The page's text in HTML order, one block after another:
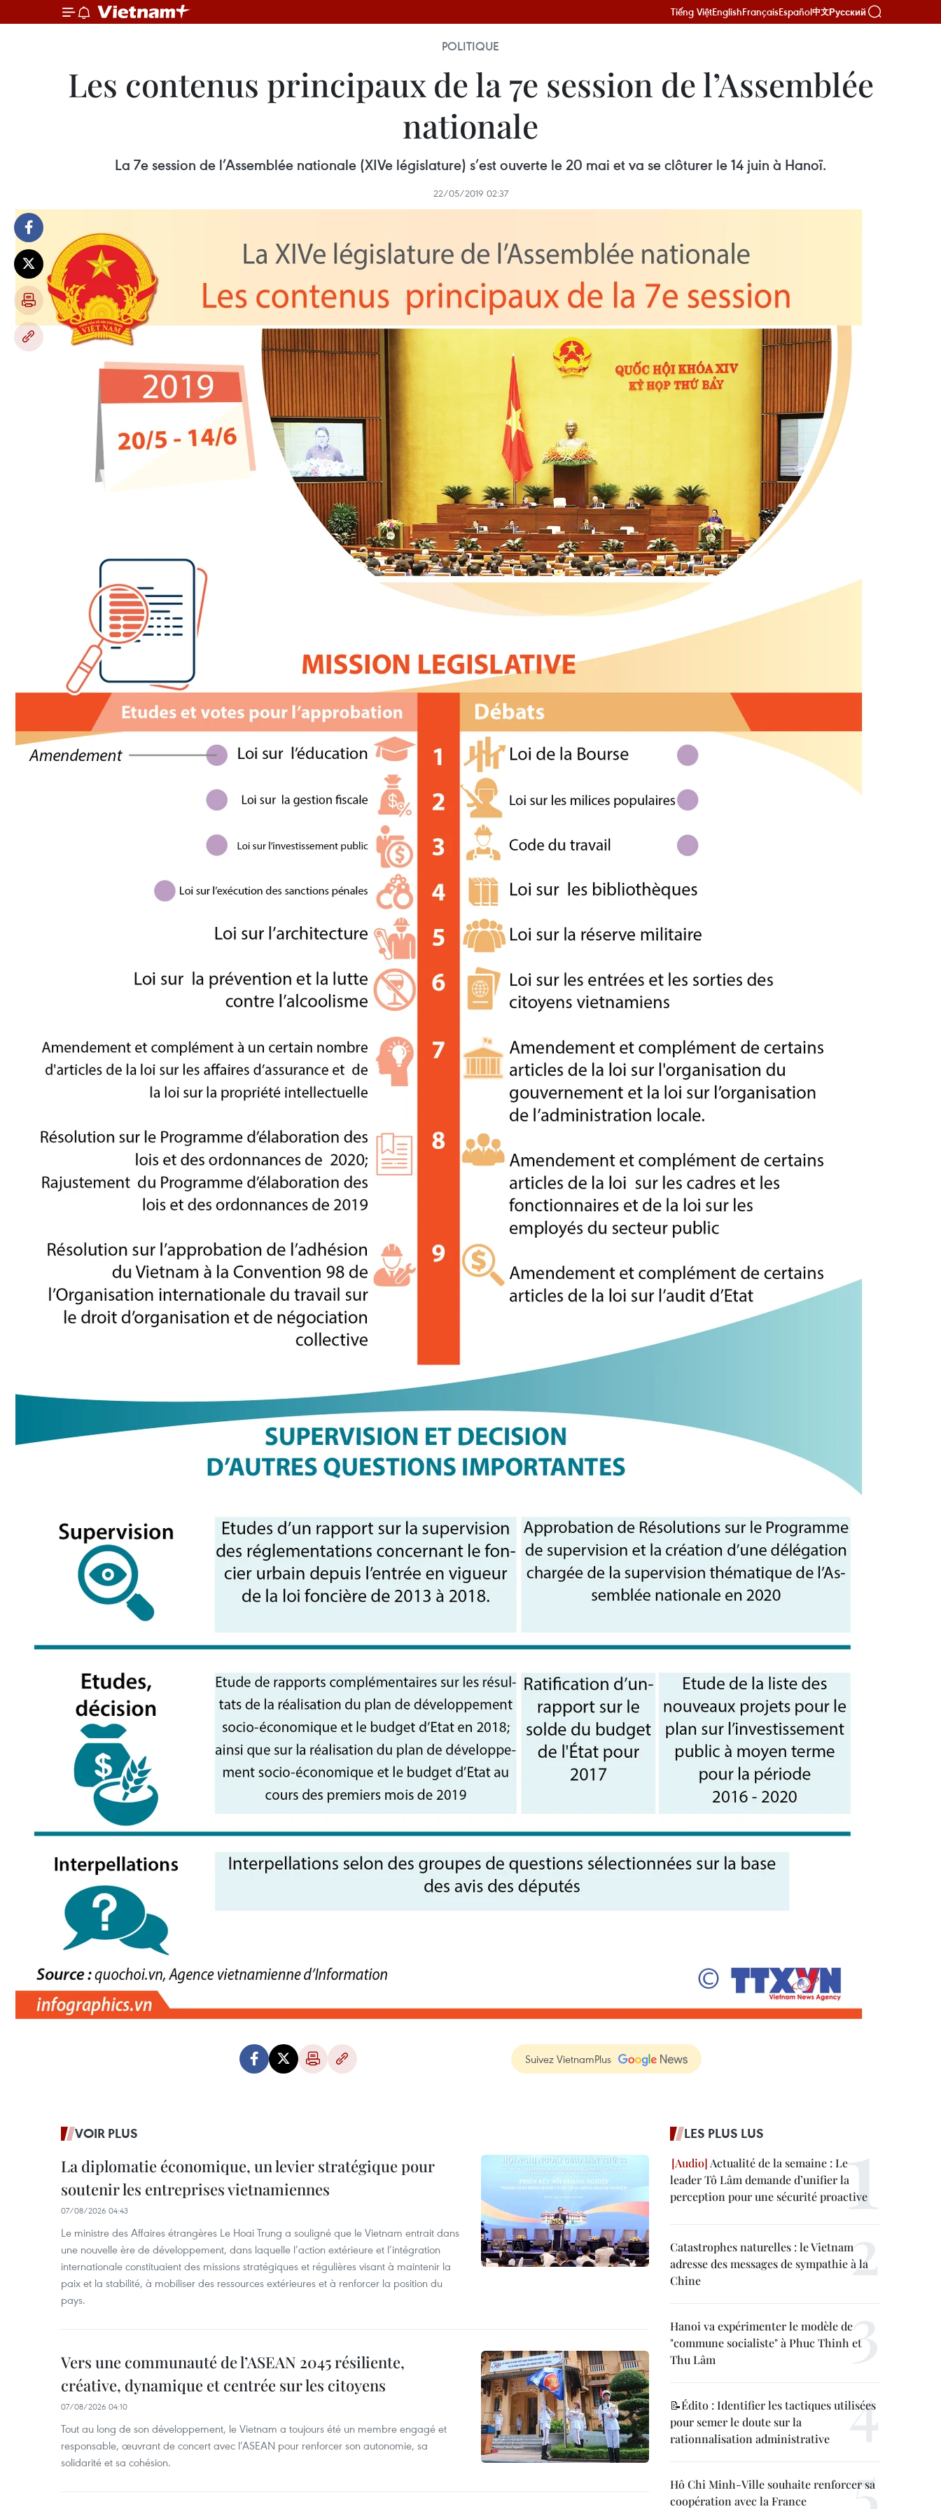
Tiếng ViệtEnglishFrançaisEspañol中文Русский
POLITIQUE
Les contenus principaux de la 7e session de l’Assemblée
nationale
La 7e session de l’Assemblée nationale (XIVe législature) s’est ouverte le 20 mai et va se clôturer le 14 juin à Hanoï.
22/05/2019 02:37
Suivez VietnamPlus
VOIR PLUS
La diplomatie économique, un levier stratégique pour
soutenir les entreprises vietnamiennes
07/08/2026 04:43
Le ministre des Affaires étrangères Le Hoai Trung a souligné que le Vietnam entrait dans
une nouvelle ère de développement, dans laquelle l’action extérieure et l’intégration
internationale constituaient des missions stratégiques et régulières visant à maintenir la
paix et la stabilité, à mobiliser des ressources extérieures et à renforcer la position du
pays.
Vers une communauté de l’ASEAN 2045 résiliente,
créative, dynamique et centrée sur les citoyens
07/08/2026 04:10
Tout au long de son développement, le Vietnam a toujours été un membre engagé et
responsable, œuvrant de concert avec l’ASEAN pour renforcer son autonomie, sa
solidarité et sa cohésion.
LES PLUS LUS
Actualité de la semaine : Le
leader Tô Lâm demande d’unifier la
perception pour une sécurité proactive
Catastrophes naturelles : le Vietnam
adresse des messages de sympathie à la
Chine
Hanoi va expérimenter le modèle de
"commune socialiste" à Phuc Thinh et
Thu Lâm
📝Édito : Identifier les tactiques utilisées
pour semer le doute sur la
rationnalisation administrative
Hô Chi Minh-Ville souhaite renforcer sa
coopération avec la France